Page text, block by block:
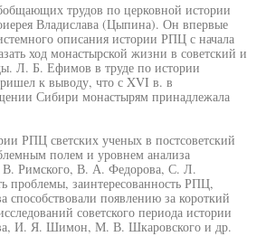
трудов по церковной истории
Владислава (Цыпина). Он впервые
описания истории РПЦ с начала
ход монастырской жизни в советский и
Л. Б. Ефимов в труде по истории
к выводу, что с XVI в. в
Сибири монастырям принадлежала
РПЦ светских ученых в постсоветский
полем и уровнем анализа
В. Римского, В. А. Федорова, С. Л.
проблемы, заинтересованность РПЦ,
способствовали появлению за короткий
советского периода истории
И. Я. Шимон, М. В. Шкаровского и др.